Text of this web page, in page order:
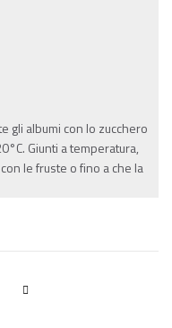
gli albumi con lo zucchero
Giunti a temperatura,
le fruste o fino a che la